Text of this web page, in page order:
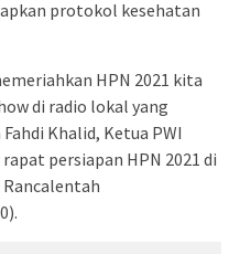
protokol kesehatan
HPN 2021 kita
di radio lokal yang
Khalid, Ketua PWI
persiapan HPN 2021 di